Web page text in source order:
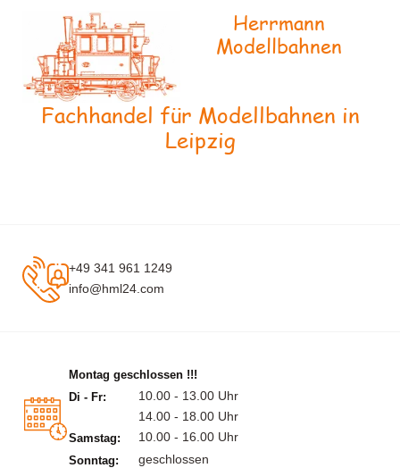
Herrmann
Modellbahnen
Fachhandel für Modellbahnen in
Leipzig
+49 341 961 1249
info@hml24.com
Montag geschlossen !!!
Di - Fr:
10.00 - 13.00 Uhr
14.00 - 18.00 Uhr
Samstag: 10.00 - 16.00 Uhr
Sonntag: geschlossen